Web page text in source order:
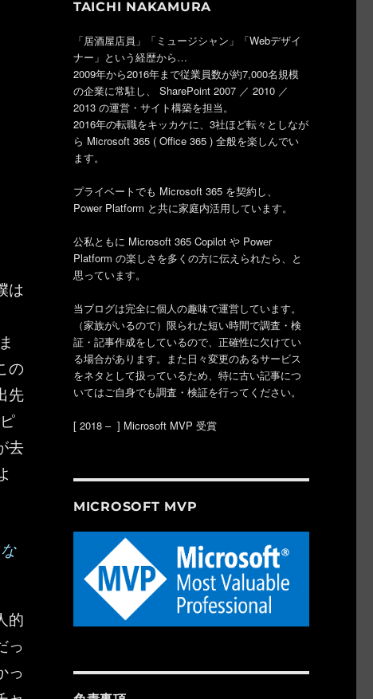
は
の
先
去
的
っ
っ
TAICHI NAKAMURA
「居酒屋店員」「ミュージシャン」「Webデザイ
ナー」という経歴から…
2009年から2016年まで従業員数が約7,000名規模
の企業に常駐し、 SharePoint 2007 ／ 2010 ／
2013 の運営・サイト構築を担当。
2016年の転職をキッカケに、3社ほど転々としなが
ら Microsoft 365 ( Office 365 ) 全般を楽しんでい
ます。
プライベートでも Microsoft 365 を契約し、
Power Platform と共に家庭内活用しています。
公私ともに Microsoft 365 Copilot や Power
Platform の楽しさを多くの方に伝えられたら、と
思っています。
当ブログは完全に個人の趣味で運営しています。
（家族がいるので）限られた短い時間で調査・検
証・記事作成をしているので、正確性に欠けてい
る場合があります。また日々変更のあるサービス
をネタとして扱っているため、特に古い記事につ
いてはご自身でも調査・検証を行ってください。
[ 2018 – ] Microsoft MVP 受賞
MICROSOFT MVP